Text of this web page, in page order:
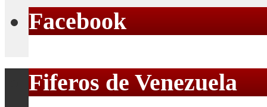
Facebook
Fiferos de Venezuela